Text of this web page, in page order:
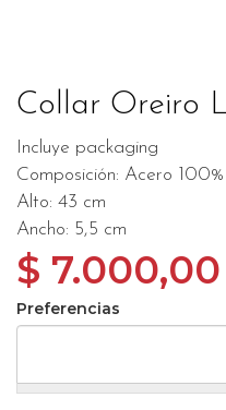
Collar Oreiro
Incluye packaging
Composición: Acero 100%
Alto: 43 cm
Ancho: 5,5 cm
$ 7.000,00
Preferencias